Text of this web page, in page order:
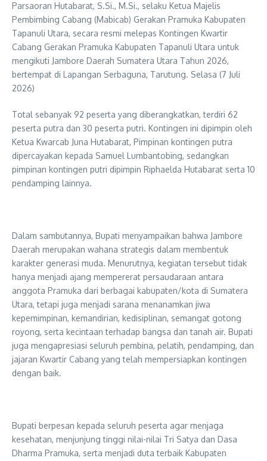
Parsaoran Hutabarat, S.Si., M.Si., selaku Ketua Majelis
Pembimbing Cabang (Mabicab) Gerakan Pramuka Kabupaten
Tapanuli Utara, secara resmi melepas Kontingen Kwartir
Cabang Gerakan Pramuka Kabupaten Tapanuli Utara untuk
mengikuti Jambore Daerah Sumatera Utara Tahun 2026,
bertempat di Lapangan Serbaguna, Tarutung. Selasa (7 Juli
2026)
Total sebanyak 92 peserta yang diberangkatkan, terdiri 62
peserta putra dan 30 peserta putri. Kontingen ini dipimpin oleh
Ketua Kwarcab Juna Hutabarat, Pimpinan kontingen putra
dipercayakan kepada Samuel Lumbantobing, sedangkan
pimpinan kontingen putri dipimpin Riphaelda Hutabarat serta 10
pendamping lainnya.
‎Dalam sambutannya, Bupati menyampaikan bahwa Jambore
Daerah merupakan wahana strategis dalam membentuk
karakter generasi muda. Menurutnya, kegiatan tersebut tidak
hanya menjadi ajang mempererat persaudaraan antara
anggota Pramuka dari berbagai kabupaten/kota di Sumatera
Utara, tetapi juga menjadi sarana menanamkan jiwa
kepemimpinan, kemandirian, kedisiplinan, semangat gotong
royong, serta kecintaan terhadap bangsa dan tanah air. Bupati
juga mengapresiasi seluruh pembina, pelatih, pendamping, dan
jajaran Kwartir Cabang yang telah mempersiapkan kontingen
dengan baik.
‎Bupati berpesan kepada seluruh peserta agar menjaga
kesehatan, menjunjung tinggi nilai-nilai Tri Satya dan Dasa
Dharma Pramuka, serta menjadi duta terbaik Kabupaten